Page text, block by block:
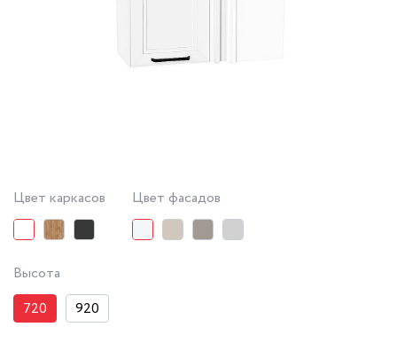
Цвет каркасов Цвет фасадов
Высота
720
920